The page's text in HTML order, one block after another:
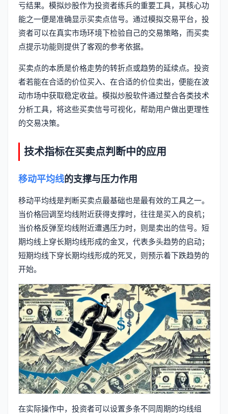
亏结果。模拟炒股作为投资者练兵的重要工具，其核心功
能之一便是准确显示买卖点信号。通过模拟交易平台，投
资者可以在真实市场环境下检验自己的交易策略，而买卖
点提示功能则提供了客观的参考依据。
买卖点的本质是价格走势的转折点或趋势的延续点。投资
者若能在合适的价位买入、在合适的价位卖出，便能在波
动市场中获取稳定收益。模拟炒股软件通过整合各类技术
分析工具，将这些买卖信号可视化，帮助用户做出更理性
的交易决策。
技术指标在买卖点判断中的应用
移动平均线的支撑与压力作用
移动平均线是判断买卖点最基础也是最有效的工具之一。
当价格回调至均线附近获得支撑时，往往是买入的良机；
当价格反弹至均线附近遭遇压力时，则是卖出的信号。短
期均线上穿长期均线形成的金叉，代表多头趋势的启动；
短期均线下穿长期均线形成的死叉，则预示着下跌趋势的
开始。
在实际操作中，投资者可以设置多条不同周期的均线组